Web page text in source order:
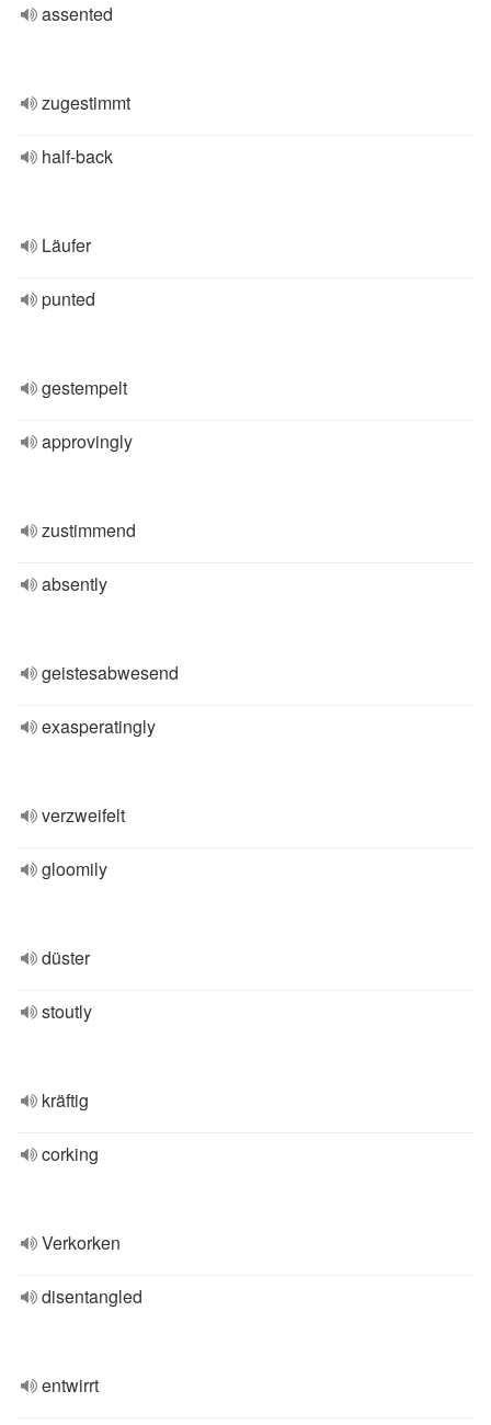
assented
zugestimmt
half-back
Läufer
punted
gestempelt
approvingly
zustimmend
absently
geistesabwesend
exasperatingly
verzweifelt
gloomily
düster
stoutly
kräftig
corking
Verkorken
disentangled
entwirrt